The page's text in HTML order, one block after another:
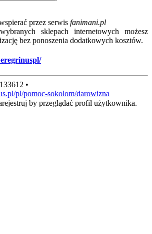
przez serwis fanimani.pl
sklepach internetowych możesz
bez ponoszenia dodatkowych kosztów.
•
pl/pomoc-sokolom/darowizna
by przeglądać profil użytkownika.